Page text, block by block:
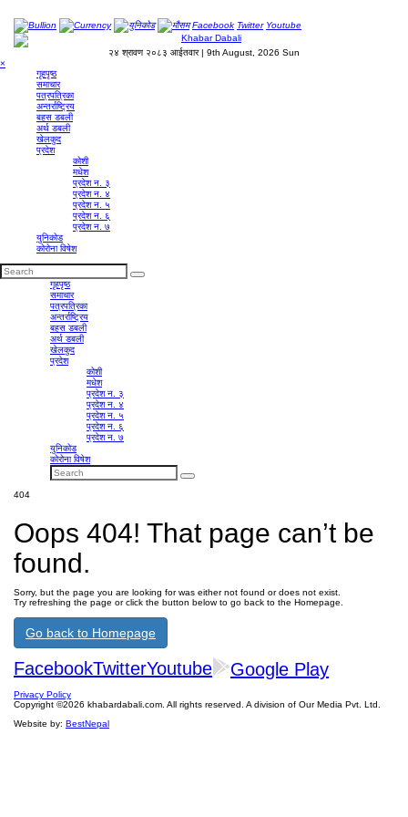
Bullion Currency युनिकोड मौसम Facebook Twitter Youtube
२४ श्रावण २०८३ आईतवार | 9th August, 2026 Sun
×
गृहपृष्‍ठ
समाचार
पत्रपत्रिका
अन्तर्राष्ट्रिय
बहस डबली
अर्थ डबली
खेलकुद
प्रदेश
कोशी
मधेश
प्रदेश न. ३
प्रदेश न. ४
प्रदेश न. ५
प्रदेश न. ६
प्रदेश न. ७
युनिकोड
कोरोना विषेश
गृहपृष्‍ठ
समाचार
पत्रपत्रिका
अन्तर्राष्ट्रिय
बहस डबली
अर्थ डबली
खेलकुद
प्रदेश
कोशी
मधेश
प्रदेश न. ३
प्रदेश न. ४
प्रदेश न. ५
प्रदेश न. ६
प्रदेश न. ७
युनिकोड
कोरोना विषेश
404
Oops 404! That page can’t be
found.
Sorry, but the page you are looking for was either not found or does not exist.
Try refreshing the page or click the button below to go back to the Homepage.
Go back to Homepage
FacebookTwitterYoutube Google Play
Privacy Policy
Copyright ©2026 khabardabali.com. All rights reserved. A division of Our Media Pvt. Ltd.
Website by: BestNepal